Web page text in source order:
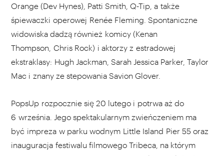
Orange (Dev Hynes), Patti Smith, Q-Tip, a także
śpiewaczki operowej Renée Fleming. Spontaniczne
widowiska dadzą również komicy (Kenan
Thompson, Chris Rock) i aktorzy z estradowej
ekstraklasy: Hugh Jackman, Sarah Jessica Parker, Taylor
Mac i znany ze stepowania Savion Glover.
PopsUp rozpocznie się 20 lutego i potrwa aż do
6 września. Jego spektakularnym zwieńczeniem ma
być impreza w parku wodnym Little Island Pier 55 oraz
inauguracja festiwalu filmowego Tribeca, na którym